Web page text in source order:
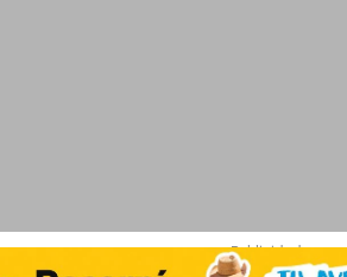
- Publicidad -